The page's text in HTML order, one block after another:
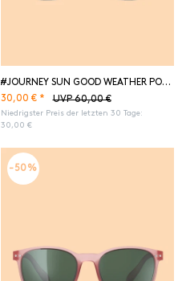
#JOURNEY SUN GOOD WEATHER POLARIZED ICEY BLUE
UVP 60,00 €
30,00 € *
Niedrigster Preis der letzten 30 Tage:
30,00 €
-50%